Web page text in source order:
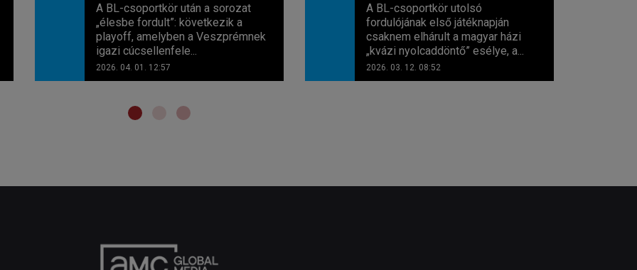
A BL-csoportkör után a sorozat
„élesbe fordult”: következik a
playoff, amelyben a Veszprémnek
igazi cúcsellenfele...
2026. 04. 01. 12:57
A BL-csoportkör utolsó
fordulójának első játéknapján
csaknem elhárult a magyar házi
„kvázi nyolcaddöntő” esélye, a...
2026. 03. 12. 08:52